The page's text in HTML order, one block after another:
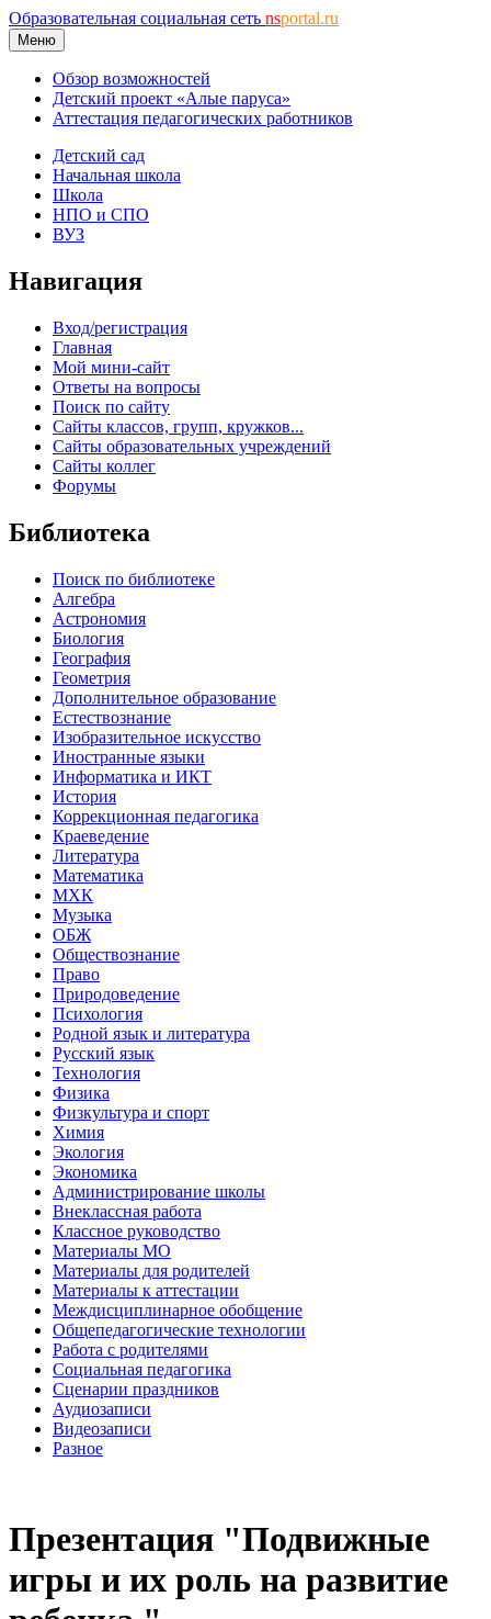
Образовательная социальная сеть nsportal.ru
Меню
Обзор возможностей
Детский проект «Алые паруса»
Аттестация педагогических работников
Детский сад
Начальная школа
Школа
НПО и СПО
ВУЗ
Навигация
Вход/регистрация
Главная
Мой мини-сайт
Ответы на вопросы
Поиск по сайту
Сайты классов, групп, кружков...
Сайты образовательных учреждений
Сайты коллег
Форумы
Библиотека
Поиск по библиотеке
Алгебра
Астрономия
Биология
География
Геометрия
Дополнительное образование
Естествознание
Изобразительное искусство
Иностранные языки
Информатика и ИКТ
История
Коррекционная педагогика
Краеведение
Литература
Математика
МХК
Музыка
ОБЖ
Обществознание
Право
Природоведение
Психология
Родной язык и литература
Русский язык
Технология
Физика
Физкультура и спорт
Химия
Экология
Экономика
Администрирование школы
Внеклассная работа
Классное руководство
Материалы МО
Материалы для родителей
Материалы к аттестации
Междисциплинарное обобщение
Общепедагогические технологии
Работа с родителями
Социальная педагогика
Сценарии праздников
Аудиозаписи
Видеозаписи
Разное
Презентация "Подвижные
игры и их роль на развитие